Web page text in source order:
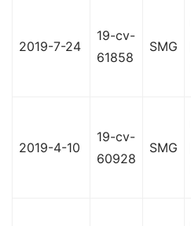
2019-7-24
19-cv-
61858
SMG
2019-4-10
19-cv-
60928
SMG